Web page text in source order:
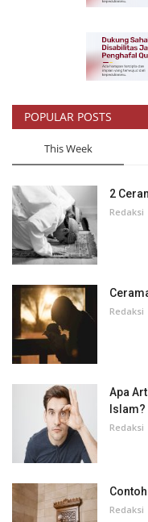
POPULAR POSTS
This Week
2
Redaksi
Redaksi
Apa
Islam?
Redaksi
Redaksi